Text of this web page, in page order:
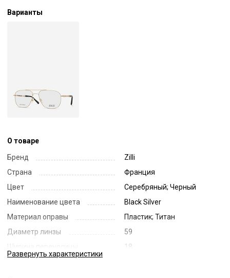
Варианты
О товаре
Бренд
Zilli
Страна
Франция
Цвет
Серебряный; Черный
Наименование цвета
Black Silver
Материал оправы
Пластик; Титан
Диаметр линзы
59
18
Развернуть характеристики